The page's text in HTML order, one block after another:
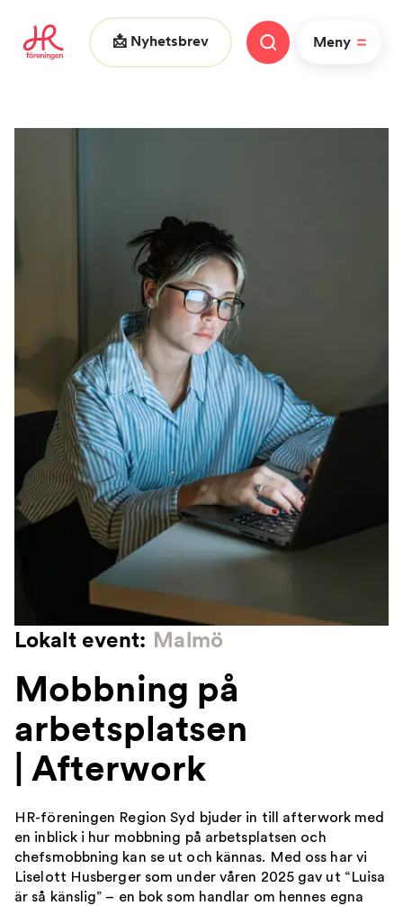
📩 Nyhetsbrev Meny
Nyheter Nätverk
HR dagarna
Lokalt event: Malmö
Mobbning på
arbetsplatsen
| Afterwork
HR-föreningen Region Syd bjuder in till afterwork med
en inblick i hur mobbning på arbetsplatsen och
chefsmobbning kan se ut och kännas. Med oss har vi
Liselott Husberger som under våren 2025 gav ut “Luisa
är så känslig” – en bok som handlar om hennes egna